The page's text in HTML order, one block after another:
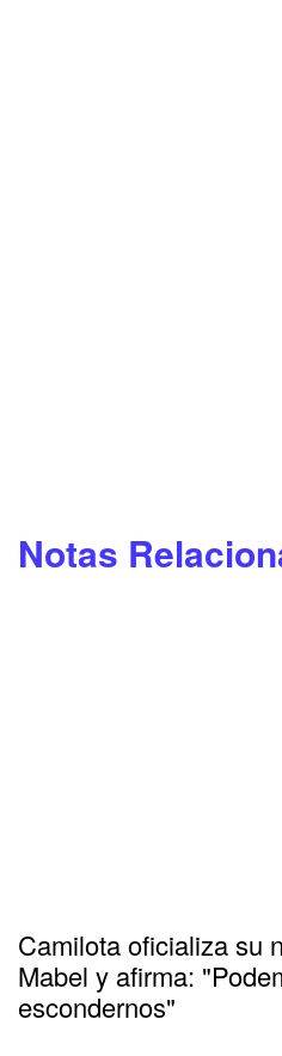
Notas
Camilota oficializa su
Mabel y afirma:
escondernos"